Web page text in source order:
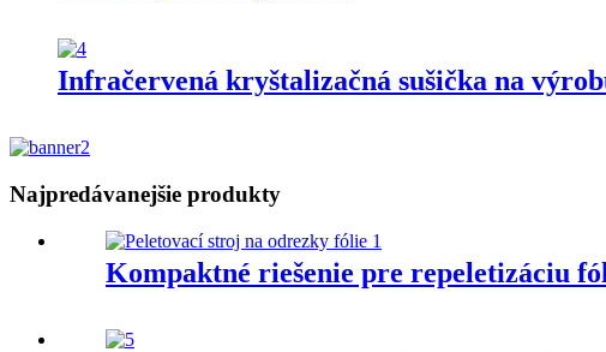
Infračervená kryštalizačná sušička na
Najpredávanejšie produkty
Kompaktné riešenie pre repeletizáciu